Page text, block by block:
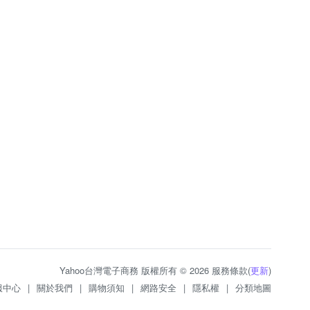
Yahoo台灣電子商務 版權所有 © 2026 服務條款(更新)
中心 | 關於我們 | 購物須知 | 網路安全 | 隱私權 | 分類地圖